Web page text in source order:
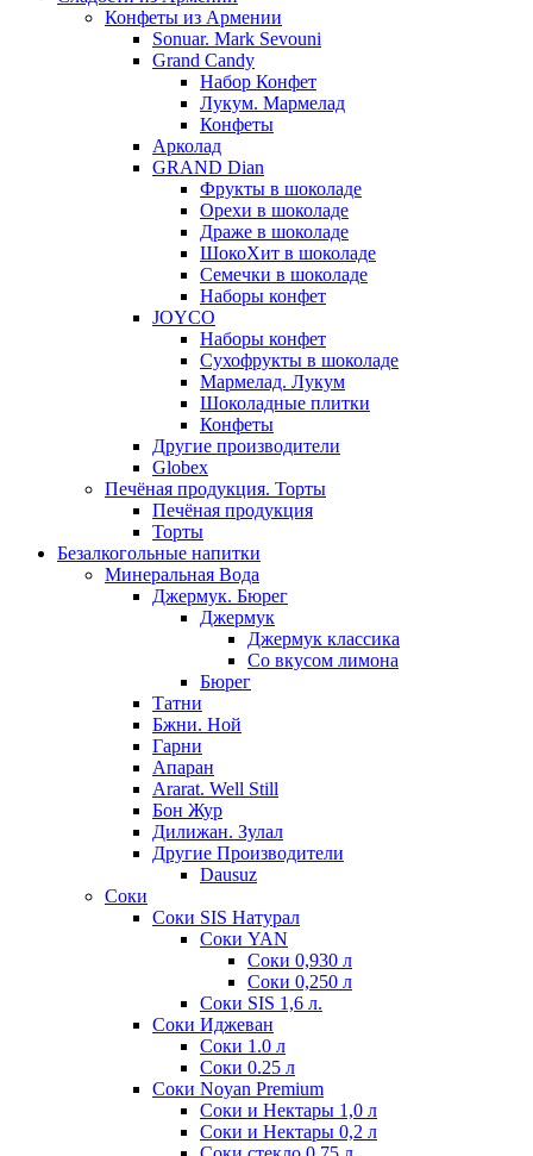
Конфеты из Армении
Sonuar. Mark Sevouni
Grand Candy
Набор Конфет
Лукум. Мармелад
Конфеты
Арколад
GRAND Dian
Фрукты в шоколаде
Орехи в шоколаде
Драже в шоколаде
ШокоХит в шоколаде
Семечки в шоколаде
Наборы конфет
JOYCO
Наборы конфет
Сухофрукты в шоколаде
Мармелад. Лукум
Шоколадные плитки
Конфеты
Другие производители
Globex
Печёная продукция. Торты
Печёная продукция
Торты
Безалкогольные напитки
Минеральная Вода
Джермук. Бюрег
Джермук
Джермук классика
Со вкусом лимона
Бюрег
Татни
Бжни. Ной
Гарни
Апаран
Ararat. Well Still
Бон Жур
Дилижан. Зулал
Другие Производители
Dausuz
Соки
Соки SIS Натурал
Соки YAN
Соки 0,930 л
Соки 0,250 л
Соки SIS 1,6 л.
Соки Иджеван
Соки 1.0 л
Соки 0.25 л
Соки Noyan Premium
Соки и Нектары 1,0 л
Соки и Нектары 0,2 л